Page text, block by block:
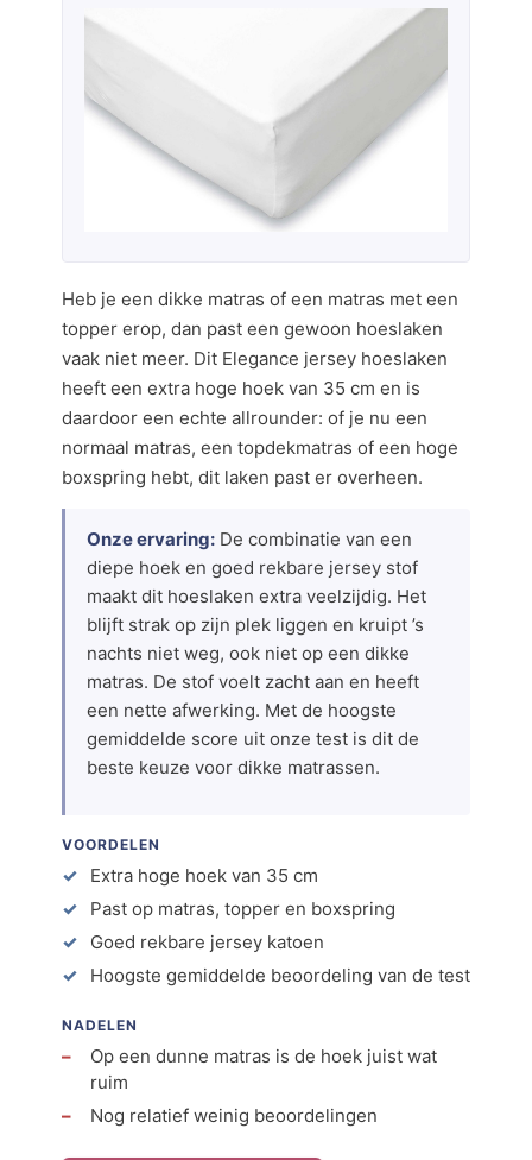
Heb je een dikke matras of een matras met een
topper erop, dan past een gewoon hoeslaken
vaak niet meer. Dit Elegance jersey hoeslaken
heeft een extra hoge hoek van 35 cm en is
daardoor een echte allrounder: of je nu een
normaal matras, een topdekmatras of een hoge
boxspring hebt, dit laken past er overheen.
Onze ervaring: De combinatie van een
diepe hoek en goed rekbare jersey stof
maakt dit hoeslaken extra veelzijdig. Het
blijft strak op zijn plek liggen en kruipt ’s
nachts niet weg, ook niet op een dikke
matras. De stof voelt zacht aan en heeft
een nette afwerking. Met de hoogste
gemiddelde score uit onze test is dit de
beste keuze voor dikke matrassen.
VOORDELEN
Extra hoge hoek van 35 cm
Past op matras, topper en boxspring
Goed rekbare jersey katoen
Hoogste gemiddelde beoordeling van de test
NADELEN
Op een dunne matras is de hoek juist wat
ruim
Nog relatief weinig beoordelingen